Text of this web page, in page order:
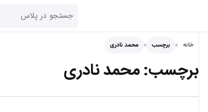
خانه برچسب محمد نادری
برچسب:محمد نادری